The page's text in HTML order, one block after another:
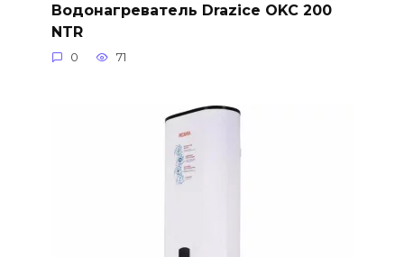
Водонагреватель Drazice OKC 200
NTR
0 71